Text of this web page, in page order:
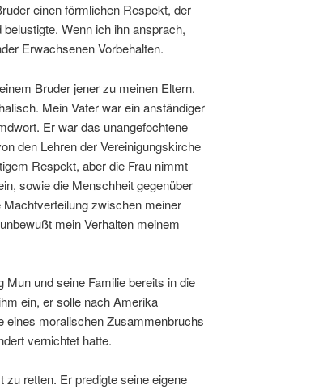
einen förmlichen Respekt, der
Wenn ich ihn ansprach,
Erwachsenen Vorbehalten.
Bruder jener zu meinen Eltern.
Mein Vater war ein anständiger
Er war das unangefochtene
den Lehren der Vereinigungskirche
Respekt, aber die Frau nimmt
sowie die Menschheit gegenüber
zwischen meiner
mein Verhalten meinem
und seine Familie bereits in die
ein, er solle nach Amerika
eines moralischen Zusammenbruchs
vernichtet hatte.
retten. Er predigte seine eigene